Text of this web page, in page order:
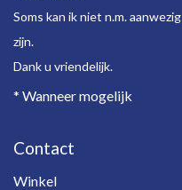
Soms kan ik niet n.m. aanwezig
zijn.
Dank u vriendelijk.
* Wanneer mogelijk
Contact
Winkel